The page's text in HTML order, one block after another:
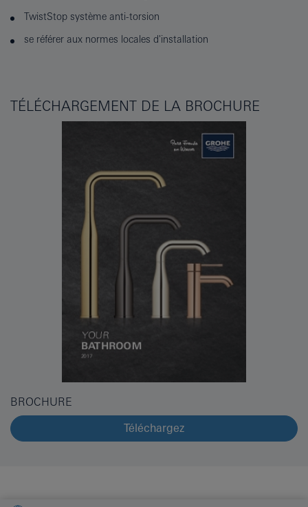
TwistStop système anti-torsion
se référer aux normes locales d'installation
TÉLÉCHARGEMENT DE LA BROCHURE
BROCHURE
Téléchargez